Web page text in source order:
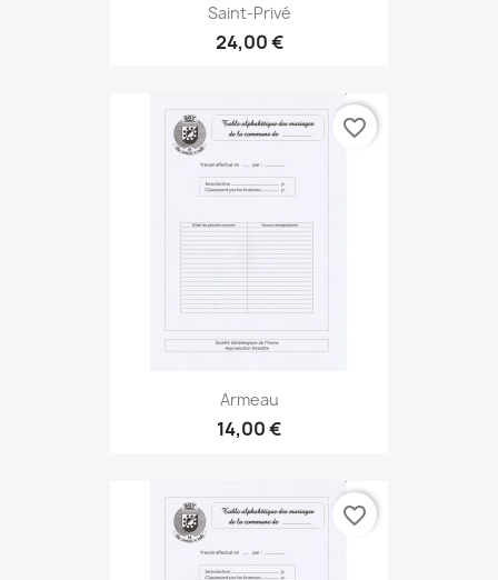
Saint-Privé
24,00 €
Armeau
14,00 €
favorite_border
favorite_border